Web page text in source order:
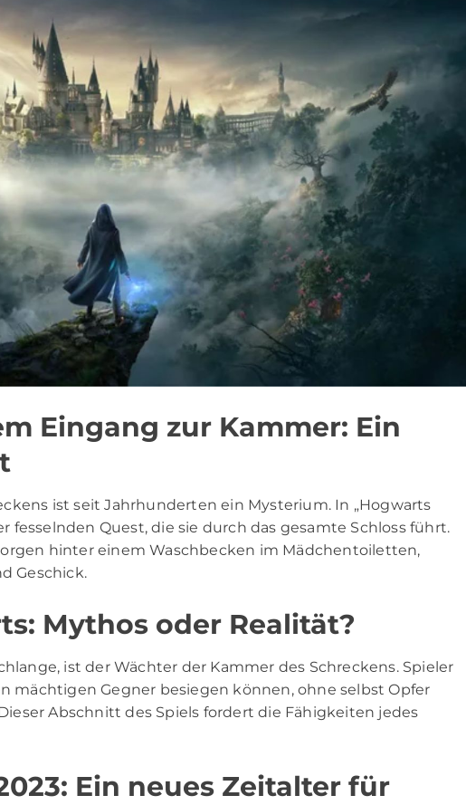
Eingang zur Kammer: Ein
ist seit Jahrhunderten ein Mysterium. In „Hogwarts
fesselnden Quest, die sie durch das gesamte Schloss führt.
hinter einem Waschbecken im Mädchentoiletten,
Geschick.
Mythos oder Realität?
ist der Wächter der Kammer des Schreckens. Spieler
mächtigen Gegner besiegen können, ohne selbst Opfer
Abschnitt des Spiels fordert die Fähigkeiten jedes
Ein neues Zeitalter für